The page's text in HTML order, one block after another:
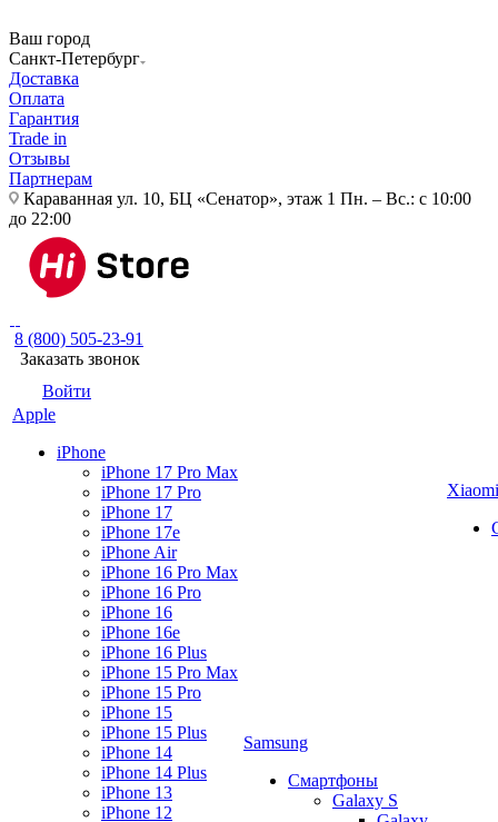
Ваш город
Санкт-Петербург
Доставка
Оплата
Гарантия
Trade in
Отзывы
Партнерам
Караванная ул. 10, БЦ «Сенатор», этаж 1 Пн. – Вс.: с 10:00
до 22:00
8 (800) 505-23-91
Заказать звонок
Войти
Apple
iPhone
iPhone 17 Pro Max
iPhone 17 Pro
iPhone 17
iPhone 17e
iPhone Air
iPhone 16 Pro Max
iPhone 16 Pro
iPhone 16
iPhone 16e
iPhone 16 Plus
iPhone 15 Pro Max
iPhone 15 Pro
iPhone 15
iPhone 15 Plus
iPhone 14
iPhone 14 Plus
iPhone 13
iPhone 12
Samsung
Смартфоны
Galaxy S
Xiaomi